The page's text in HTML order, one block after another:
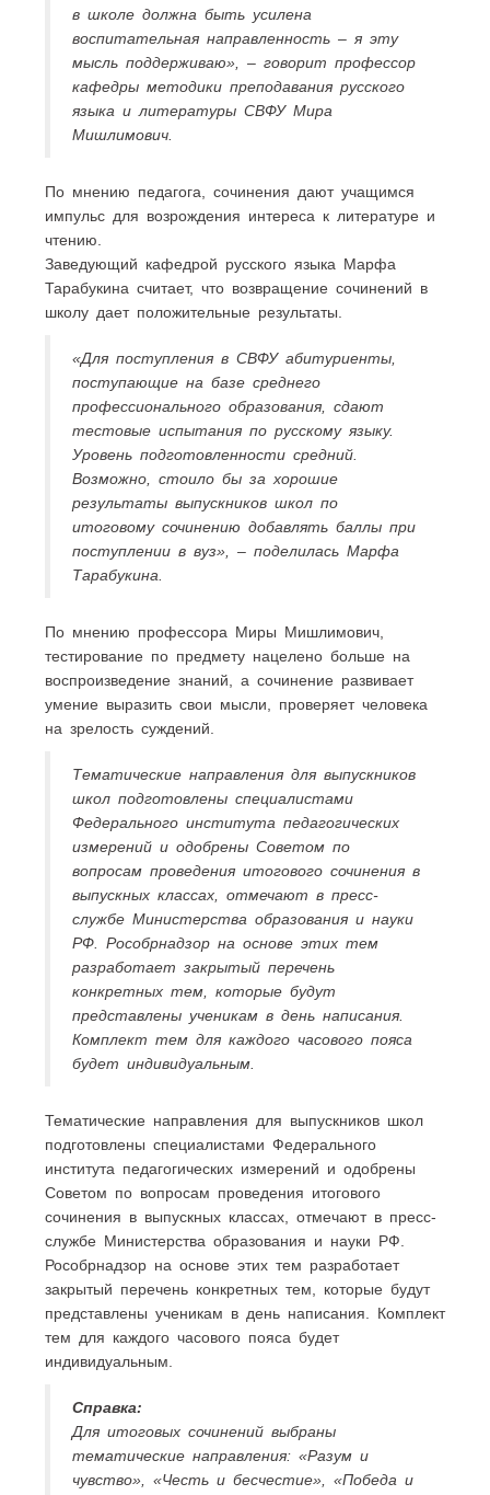
в школе должна быть усилена
воспитательная направленность – я эту
мысль поддерживаю», – говорит профессор
кафедры методики преподавания русского
языка и литературы СВФУ Мира
Мишлимович.
По мнению педагога, сочинения дают учащимся
импульс для возрождения интереса к литературе и
чтению.
Заведующий кафедрой русского языка Марфа
Тарабукина считает, что возвращение сочинений в
школу дает положительные результаты.
«Для поступления в СВФУ абитуриенты,
поступающие на базе среднего
профессионального образования, сдают
тестовые испытания по русскому языку.
Уровень подготовленности средний.
Возможно, стоило бы за хорошие
результаты выпускников школ по
итоговому сочинению добавлять баллы при
поступлении в вуз», – поделилась Марфа
Тарабукина.
По мнению профессора Миры Мишлимович,
тестирование по предмету нацелено больше на
воспроизведение знаний, а сочинение развивает
умение выразить свои мысли, проверяет человека
на зрелость суждений.
Тематические направления для выпускников
школ подготовлены специалистами
Федерального института педагогических
измерений и одобрены Советом по
вопросам проведения итогового сочинения в
выпускных классах, отмечают в пресс-
службе Министерства образования и науки
РФ. Рособрнадзор на основе этих тем
разработает закрытый перечень
конкретных тем, которые будут
представлены ученикам в день написания.
Комплект тем для каждого часового пояса
будет индивидуальным.
Тематические направления для выпускников школ
подготовлены специалистами Федерального
института педагогических измерений и одобрены
Советом по вопросам проведения итогового
сочинения в выпускных классах, отмечают в пресс-
службе Министерства образования и науки РФ.
Рособрнадзор на основе этих тем разработает
закрытый перечень конкретных тем, которые будут
представлены ученикам в день написания. Комплект
тем для каждого часового пояса будет
индивидуальным.
Справка:
Для итоговых сочинений выбраны
тематические направления: «Разум и
чувство», «Честь и бесчестие», «Победа и